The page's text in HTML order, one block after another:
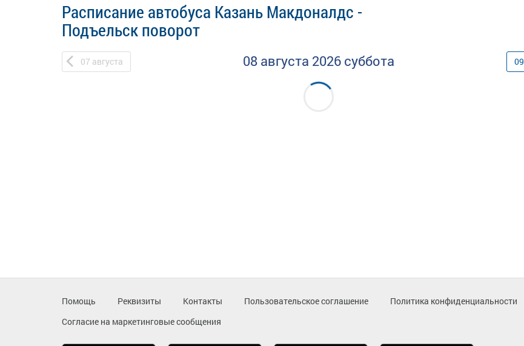
Расписание автобуса Казань Макдоналдс -
Подъельск поворот
07 августа 08 августа 2026 суббота 09
Помощь Реквизиты Контакты Пользовательское соглашение
Политика конфиденциальности
Согласие на маркетинговые сообщения